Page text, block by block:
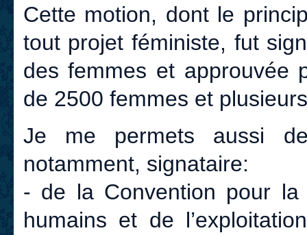
Cette motion, dont le
tout projet féministe, fut
des femmes et approuvée
de 2500 femmes et
Je me permets aussi
notamment, signataire:
- de la Convention pour
humains et de